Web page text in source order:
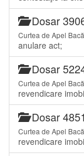
Dosar
Curtea de Apel
anulare act;
Dosar
Curtea de Apel
revendicare
Dosar
Curtea de Apel
revendicare